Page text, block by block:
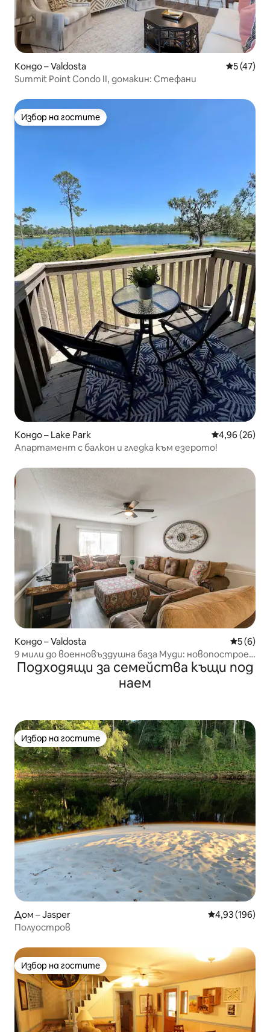
Кондо – Valdosta Средна
5 (47)
Summit Point Condo II, домакин: Стефани
Избор на гостите
Избор на гостите
Кондо – Lake Park Средна
4,96 (26)
Апартамент с балкон и гледка към езерото!
Кондо – Valdosta Средна
5 (6)
9 мили до военновъздушна база Муди: новопостроен
апартамент в близост до заведения за хранене
Подходящи за семейства къщи под
наем
Избор на гостите
Избор на гостите
Дом – Jasper Средна
4,93 (196)
Полуостров
Избор на гостите
Избор на гостите